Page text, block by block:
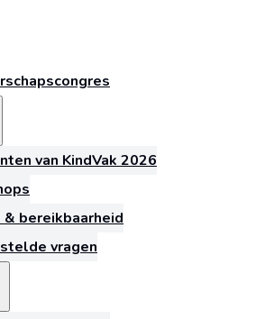
van KindVak 2026
& bereikbaarheid
vragen